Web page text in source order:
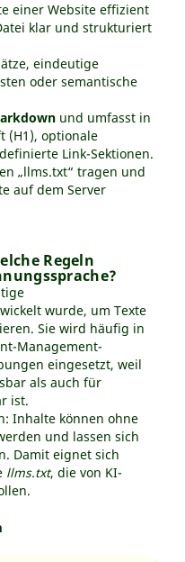
einer Website effizient
klar und strukturiert
eindeutige
oder semantische
und umfasst in
(H1), optionale
Link-Sektionen.
„llms.txt“ tragen und
auf dem Server
Regeln
wurde, um Texte
Sie wird häufig in
Management-
eingesetzt, weil
als auch für
ist.
Inhalte können ohne
und lassen sich
Damit eignet sich
llms.txt, die von KI-